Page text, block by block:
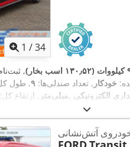
1 /34
بخار) ,
خودکار , تعداد صندلی‌ها: ۹, طول
میلی‌متر , ارتفاع کل:
آتش‌نشانی